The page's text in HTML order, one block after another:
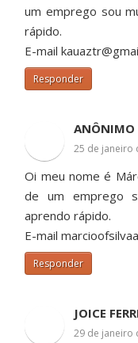
um emprego sou
rápido.
E-mail
Responder
ANÔNIMO
25 de janeiro
Oi meu nome é
de um emprego
aprendo rápido.
E-mail
Responder
JOICE
29 de janeiro